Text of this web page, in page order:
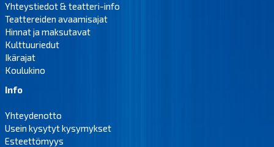
Yhteystiedot & teatteri-info
Teattereiden avaamisajat
Hinnat ja maksutavat
Kulttuuriedut
Ikärajat
Koulukino
Info
Yhteydenotto
Usein kysytyt kysymykset
Esteettömyys